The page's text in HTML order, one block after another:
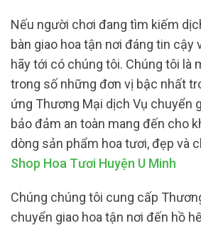
Nếu người chơi đang tìm kiếm
bàn giao hoa tận nơi đáng tin cậy
hãy tới có chúng tôi. Chúng tôi là
trong số những đơn vị bậc nhất
ứng Thương Mại dịch Vụ chuyển
bảo đảm an toàn mang đến cho
dòng sản phẩm hoa tươi, đẹp và
Shop Hoa Tươi Huyện U Minh
Chúng chúng tôi cung cấp
chuyển giao hoa tận nơi đến hồ